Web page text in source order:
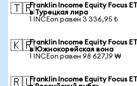
🇹🇷Franklin Income Equity Focus
в Турецкая лира
1 INCEon равен 3 336,95 ₺
🇰🇷Franklin Income Equity Focus
в Южнокорейская вона
1 INCEon равен 98 627,19 ₩
🇷🇺Franklin Income Equity Focus